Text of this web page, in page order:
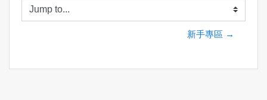
Jump to...
新手專區 →